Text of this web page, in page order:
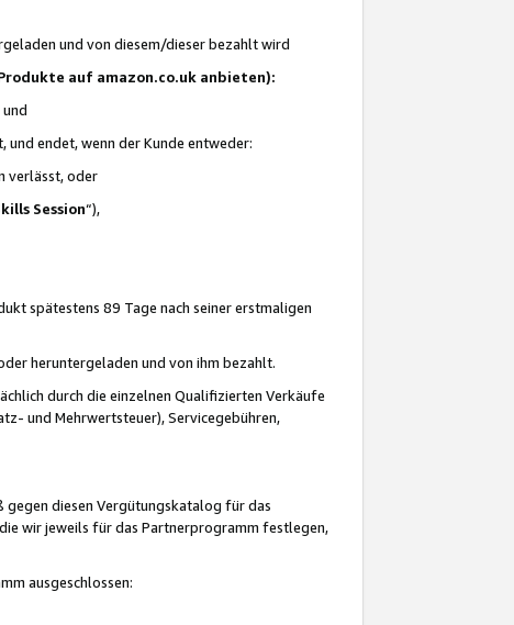
und von diesem/dieser bezahlt wird
auf amazon.co.uk anbieten):
endet, wenn der Kunde entweder:
verlässt, oder
Session“),
spätestens 89 Tage nach seiner erstmaligen
heruntergeladen und von ihm bezahlt.
durch die einzelnen Qualifizierten Verkäufe
und Mehrwertsteuer), Servicegebühren,
gegen diesen Vergütungskatalog für das
wir jeweils für das Partnerprogramm festlegen,
ausgeschlossen: